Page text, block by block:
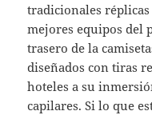
tradicionales
mejores equipos del
trasero de la
diseñados con tiras
hoteles a su
capilares. Si lo que